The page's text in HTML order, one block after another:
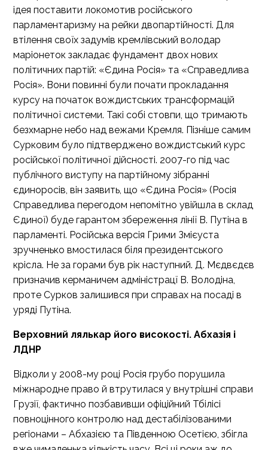
ідея поставити локомотив російського
парламентаризму на рейки двопартійності. Для
втілення своїх задумів кремлівський володар
маріонеток закладає фундамент двох нових
політичних партій: «Єдина Росія» та «Справедлива
Росія». Вони повинні були почати прокладання
курсу на початок вождистських трансформацій
політичної системи. Такі собі стовпи, що тримають
безхмарне небо над вежами Кремля. Пізніше самим
Сурковим було підтверджено вождистський курс
російської політичної дійсності. 2007-го під час
публічного виступу на партійному зібранні
єдиноросів, він заявить, що «Єдина Росія» (Росія
Справедлива перегодом непомітно увійшла в склад
Єдиної) буде гарантом збереження лінії В. Путіна в
парламенті. Російська версія Грими Змієуста
зручненько вмостилася біля президентського
крісла. Не за горами був рік наступний. Д. Мєдвєдєв
призначив керманичем адміністрацї В. Володіна,
проте Сурков залишився при справах на посаді в
уряді Путіна.
Верховний лялькар його високості. Абхазія і
ЛДНР
Відколи у 2008-му році Росія грубо порушила
міжнародне право й втрутилася у внутрішні справи
Грузії, фактично позбавивши офіційний Тбілісі
повноцінного контролю над дестабілізованими
регіонами – Абхазією та Південною Осетією, збігла